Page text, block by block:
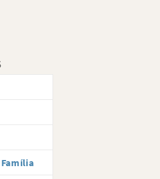
Família